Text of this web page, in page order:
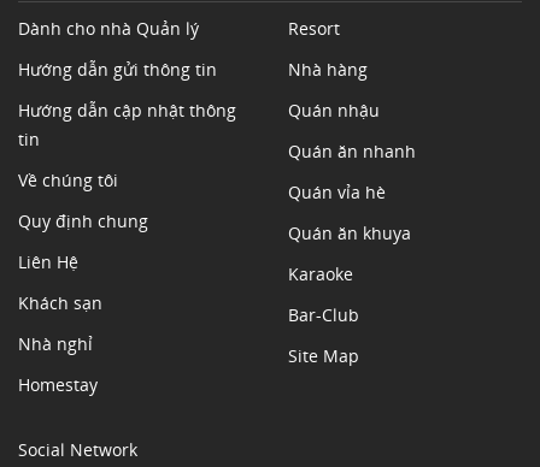
Dành cho nhà Quản lý
Hướng dẫn gửi thông tin
Hướng dẫn cập nhật thông
tin
Về chúng tôi
Quy định chung
Liên Hệ
Khách sạn
Nhà nghỉ
Homestay
Resort
Nhà hàng
Quán nhậu
Quán ăn nhanh
Quán vỉa hè
Quán ăn khuya
Karaoke
Bar-Club
Site Map
Social Network